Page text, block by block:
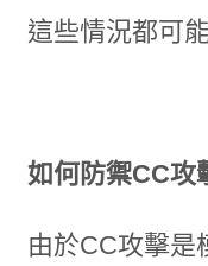
這些情況都可
如何防禦CC攻
由於CC攻擊是